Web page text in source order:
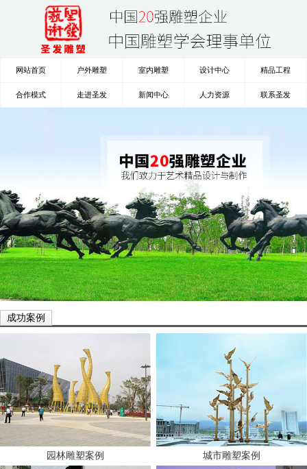
网站首页 户外雕塑 室内雕塑 设计中心 精品工程
合作模式 走进圣发 新闻中心 人力资源 联系圣发
成功案例
园林雕塑案例 城市雕塑案例